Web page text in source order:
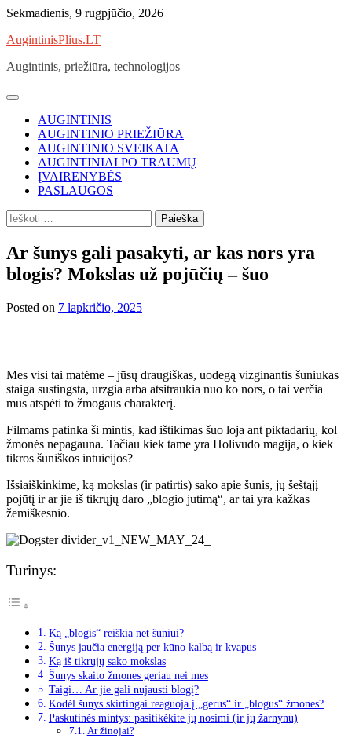
Skip
content
Sekmadienis, 9 rugpjūčio, 2026
AugintinisPlius.LT
Augintinis, priežiūra, technologijos
AUGINTINIS
AUGINTINIO PRIEŽIŪRA
AUGINTINIO SVEIKATA
AUGINTINIAI PO TRAUMŲ
ĮVAIRENYBĖS
PASLAUGOS
Ieškoti:
Ar šunys gali pasakyti, ar kas nors yra
blogis? Mokslas už pojūčių – šuo
Posted on 7 lapkričio, 2025
Mes visi tai matėme – jūsų draugiškas, uodegą vizginantis šuniukas
staiga sustingsta, urzgia arba atsitraukia nuo ko nors, o tai verčia
mus atspėti to žmogaus charakterį.
Filmams patinka ši mintis, kad ištikimas šuo loja ant piktadarių, kol
žmonės nepagauna. Tačiau kiek tame yra Holivudo magija, o kiek
tikros šuniškos intuicijos?
Išsiaiškinkime, ką mokslas (ir patirtis) sako apie šunis, jų šeštąjį
pojūtį ir ar jie iš tikrųjų daro „blogio jutimą“, ar tai yra kažkas
žemiškesnio.
Turinys:
Ką „blogis“ reiškia net šuniui?
Šunys jaučia energiją per kūno kalbą ir kvapus
Ką iš tikrųjų sako mokslas
Šunys skaito žmones geriau nei mes
Taigi… Ar jie gali nujausti blogį?
Kodėl šunys skirtingai reaguoja į „gerus“ ir „blogus“ žmones?
Paskutinės mintys: pasitikėkite jų nosimi (ir jų žarnynu)
Ar žinojai?